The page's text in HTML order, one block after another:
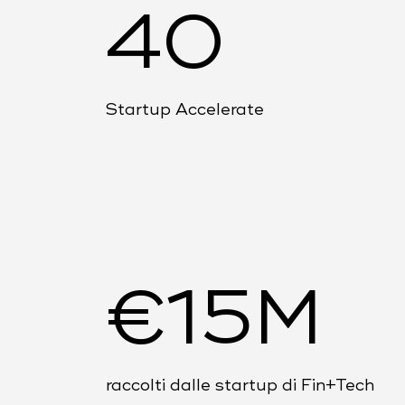
40
Startup Accelerate
€15M
raccolti dalle startup di Fin+Tech